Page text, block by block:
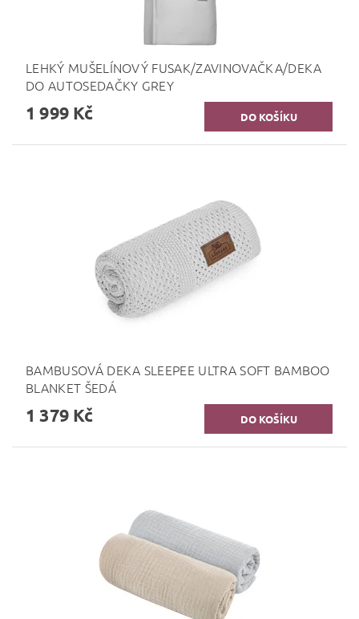
LEHKÝ MUŠELÍNOVÝ FUSAK/ZAVINOVAČKA/DEKA
DO AUTOSEDAČKY GREY
1 999 Kč
BAMBUSOVÁ DEKA SLEEPEE ULTRA SOFT BAMBOO
BLANKET ŠEDÁ
1 379 Kč